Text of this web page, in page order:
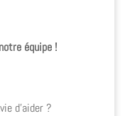
équipe !
d’aider ?